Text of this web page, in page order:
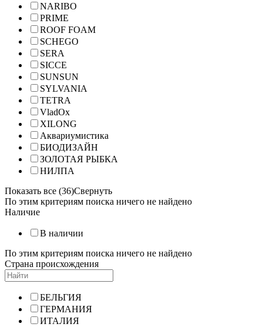
NARIBO
PRIME
ROOF FOAM
SCHEGO
SERA
SICCE
SUNSUN
SYLVANIA
TETRA
VladOx
XILONG
Аквариумистика
БИОДИЗАЙН
ЗОЛОТАЯ РЫБКА
НИЛПА
Показать все (36)Свернуть
По этим критериям поиска ничего не найдено
Наличие
В наличии
По этим критериям поиска ничего не найдено
Страна происхождения
БЕЛЬГИЯ
ГЕРМАНИЯ
ИТАЛИЯ